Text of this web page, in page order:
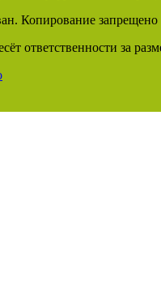
Копирование запрещено
ответственности за